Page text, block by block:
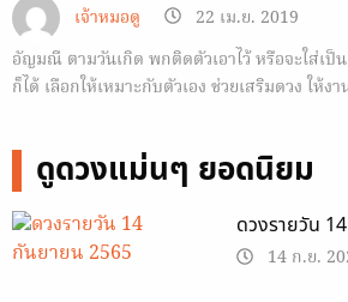
เจ้าหมอดู
22 เม.ย. 2019
อัญมณี ตามวันเกิด พกติดตัวเอาไว้ หรือจะใส่เป็
ก็ได้ เลือกให้เหมาะกับตัวเอง ช่วยเสริมดวง ให้ง
ดูดวงแม่นๆ ยอดนิยม
ดวงรายวัน
14 ก.ย.